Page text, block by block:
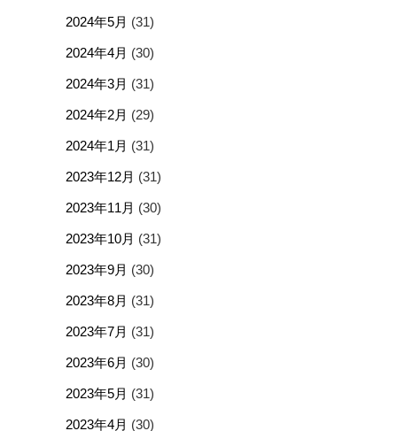
2024年5月 (31)
2024年4月 (30)
2024年3月 (31)
2024年2月 (29)
2024年1月 (31)
2023年12月 (31)
2023年11月 (30)
2023年10月 (31)
2023年9月 (30)
2023年8月 (31)
2023年7月 (31)
2023年6月 (30)
2023年5月 (31)
2023年4月 (30)